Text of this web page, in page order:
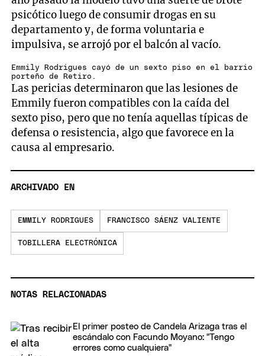
psicótico luego de consumir drogas en su
departamento y, de forma voluntaria e
impulsiva, se arrojó por el balcón al vacío.
Emmily Rodrigues cayó de un sexto piso en el barrio
porteño de Retiro.
Las pericias determinaron que las lesiones de
Emmily fueron compatibles con la caída del
sexto piso, pero que no tenía aquellas típicas de
defensa o resistencia, algo que favorece en la
causa al empresario.
ARCHIVADO EN
EMMILY RODRIGUES FRANCISCO SÁENZ VALIENTE
TOBILLERA ELECTRÓNICA
NOTAS RELACIONADAS
El primer posteo de Candela Arizaga tras el
escándalo con Facundo Moyano: "Tengo
errores como cualquiera"